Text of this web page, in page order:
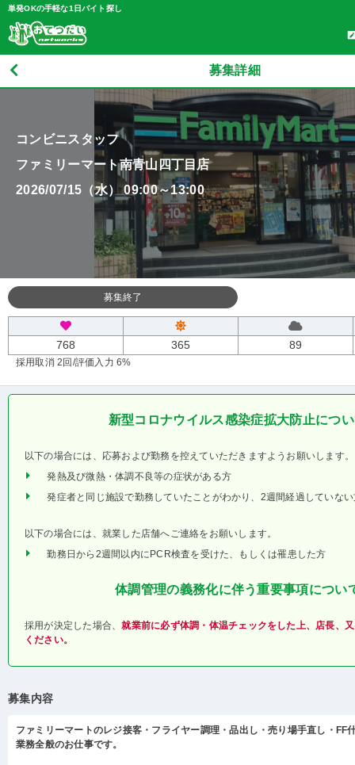
単発OKの手軽な1日バイト探し
募集詳細
コンビニスタッフ
ファミリーマート南青山四丁目店
2026/07/15（水） 09:00～13:00
募集終了
768 365 89
採用取消 2回 /評価入力 6%
新型コロナウイルス感染症拡大防止につ
以下の場合には、応募および勤務を控えていただきますようお願いします。
発熱及び微熱・体調不良等の症状がある方
発症者と同じ施設で勤務していたことがわかり、2週間経過していな
以下の場合には、就業した店舗へご連絡をお願いします。
勤務日から2週間以内にPCR検査を受けた、もしくは罹患した方
体調管理の義務化に伴う重要事項につい
採用が決定した場合、就業前に必ず体調・体温チェックをした上、店長、
ください。
募集内容
ファミリーマートのレジ接客・フライヤー調理・品出し・売り場手直し・FF
業務全般のお仕事です。